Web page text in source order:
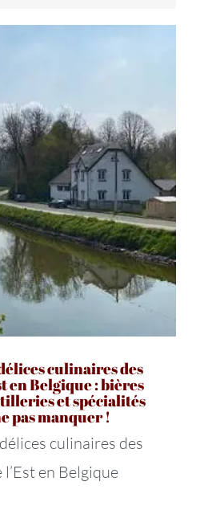
culinaires des
en Belgique : bières
et spécialités
pas manquer !
culinaires des
en Belgique